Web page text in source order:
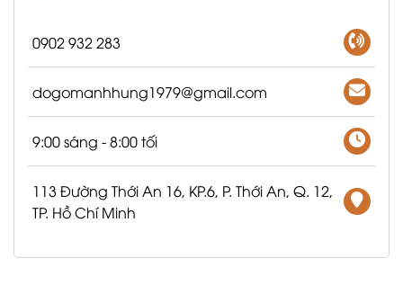
0902 932 283
dogomanhhung1979@gmail.com
9:00 sáng - 8:00 tối
113 Đường Thới An 16, KP.6, P. Thới An, Q. 12,
TP. Hồ Chí Minh